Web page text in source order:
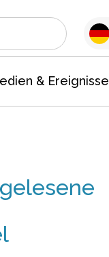
& Ereignisse